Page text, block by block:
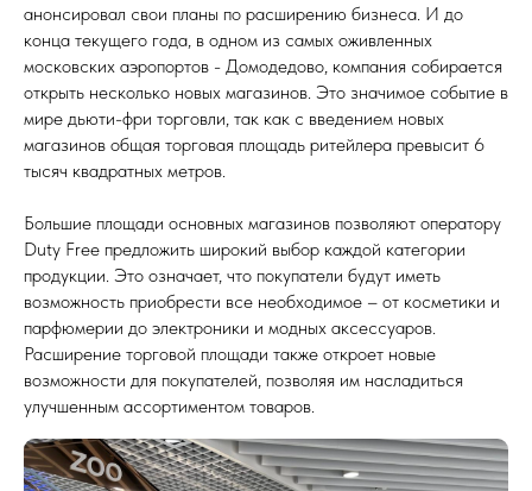
анонсировал свои планы по расширению бизнеса. И до
конца текущего года, в одном из самых оживленных
московских аэропортов - Домодедово, компания собирается
открыть несколько новых магазинов. Это значимое событие в
мире дьюти-фри торговли, так как с введением новых
магазинов общая торговая площадь ритейлера превысит 6
тысяч квадратных метров.
Большие площади основных магазинов позволяют оператору
Duty Free предложить широкий выбор каждой категории
продукции. Это означает, что покупатели будут иметь
возможность приобрести все необходимое – от косметики и
парфюмерии до электроники и модных аксессуаров.
Расширение торговой площади также откроет новые
возможности для покупателей, позволяя им насладиться
улучшенным ассортиментом товаров.